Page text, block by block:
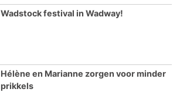
Wadstock festival in Wadway!
Hélène en Marianne zorgen voor minder
prikkels